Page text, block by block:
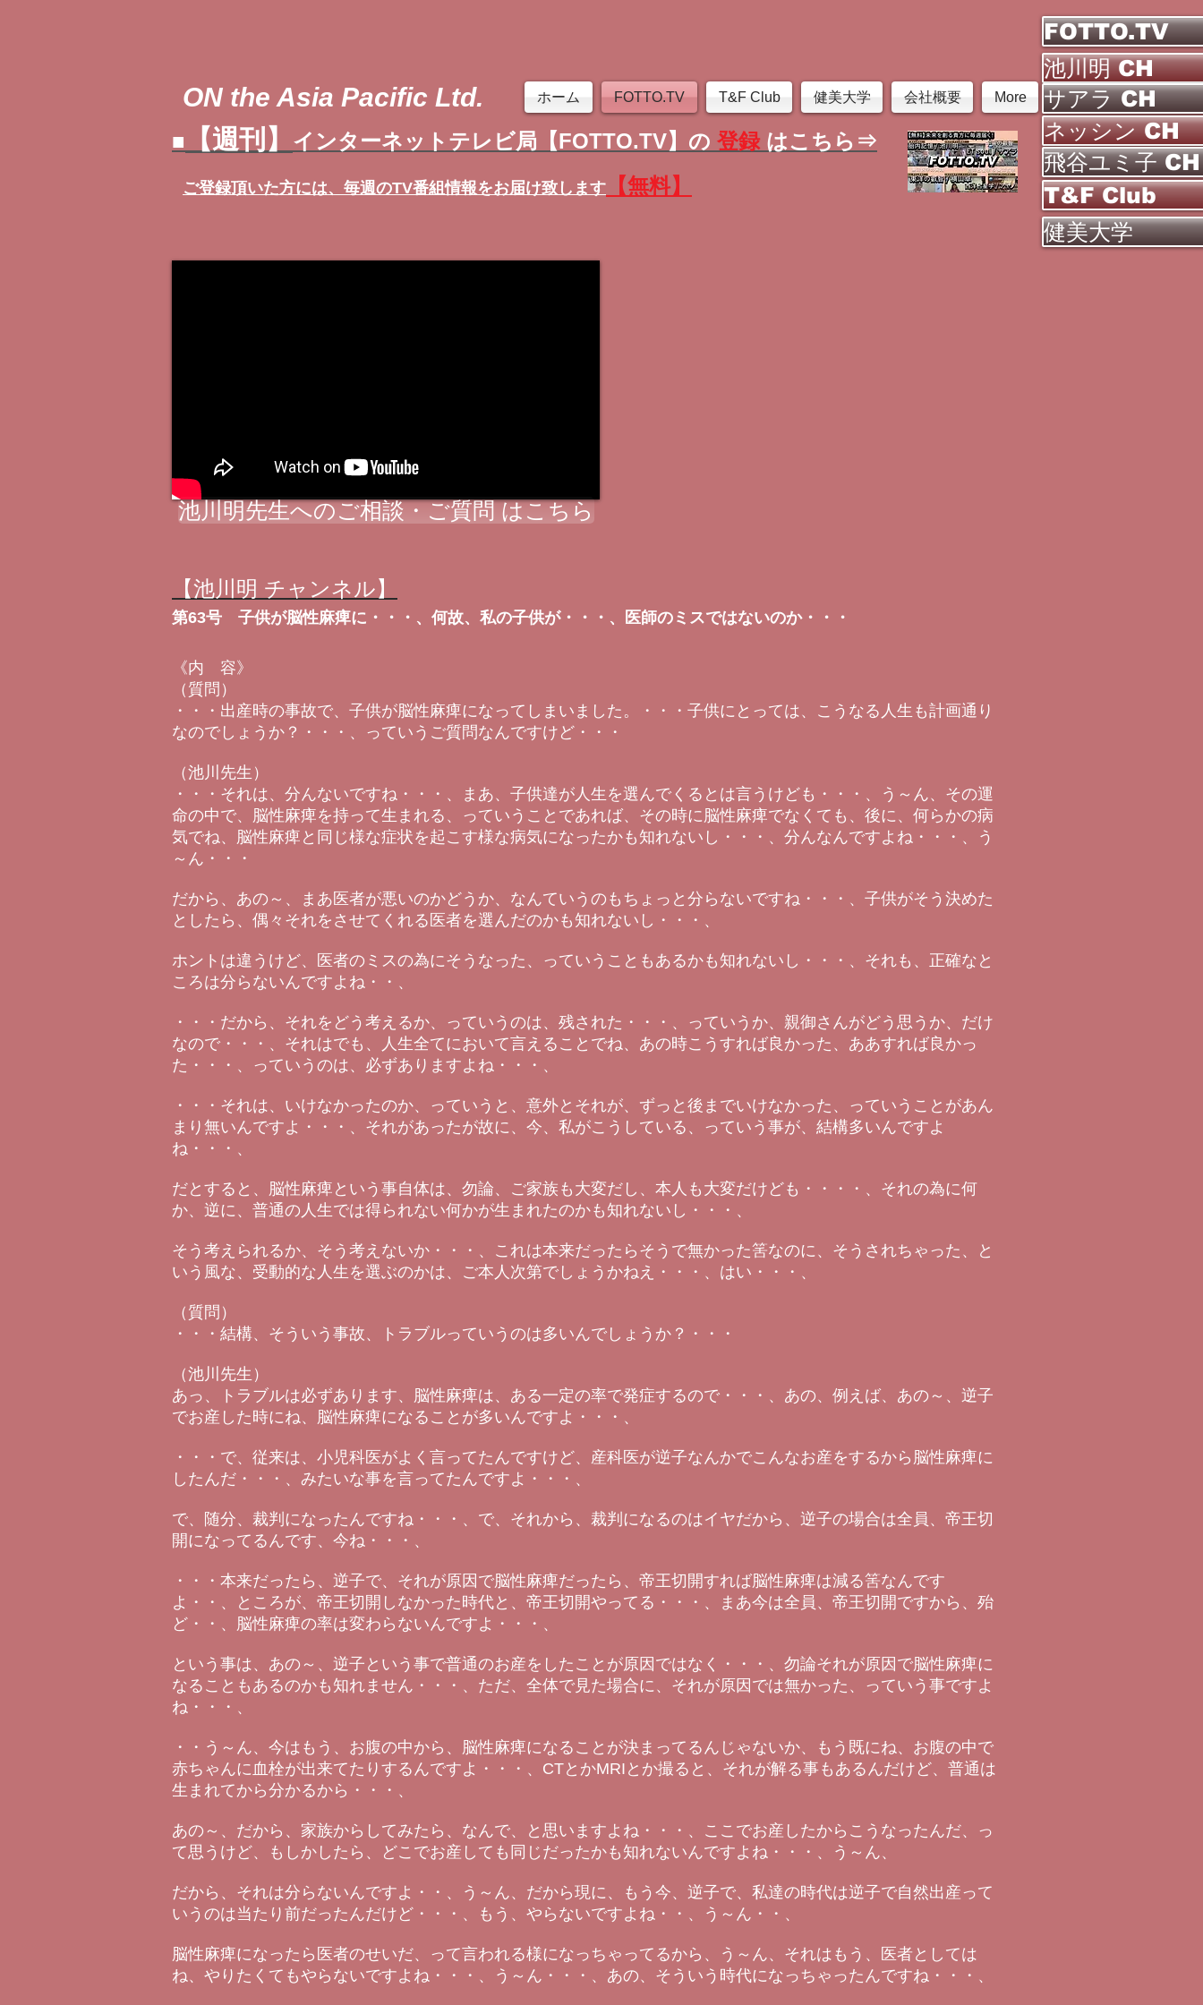
FOTTO.TV
池川明 CH
ON the Asia Pacific Ltd. ホーム FOTTO.TV T&F Club 健美大学 会社概要 More
■ 【週刊】 インターネットテレビ局【FOTTO.TV】の 登録 はこちら⇒
ご登録頂いた方には、 毎週のTV番組情報をお届け致します 【無料】
サアラ CH
ネッシン CH
飛谷ユミ子 CH
T&F Club
健美大学
池川明先生へのご相談・ご質問 はこちら
【池川明 チャンネル】
第63号 子供が脳性麻痺に・・・、何故、私の子供が・・・、医師のミスではないのか・・・
《内 容》
（質問）
・・・出産時の事故で、子供が脳性麻痺になってしまいました。・・・子供にとっては、こうなる人生も計画通り
なのでしょうか？・・・、っていうご質問なんですけど・・・
（池川先生）
・・・それは、分んないですね・・・、まあ、子供達が人生を選んでくるとは言うけども・・・、う～ん、その運
命の中で、脳性麻痺を持って生まれる、っていうことであれば、その時に脳性麻痺でなくても、後に、何らかの病
気でね、脳性麻痺と同じ様な症状を起こす様な病気になったかも知れないし・・・、分んなんですよね・・・、う
～ん・・・
だから、あの～、まあ医者が悪いのかどうか、なんていうのもちょっと分らないですね・・・、子供がそう決めた
としたら、偶々それをさせてくれる医者を選んだのかも知れないし・・・、
ホントは違うけど、医者のミスの為にそうなった、っていうこともあるかも知れないし・・・、それも、正確なと
ころは分らないんですよね・・、
・・・だから、それをどう考えるか、っていうのは、残された・・・、っていうか、親御さんがどう思うか、だけ
なので・・・、それはでも、人生全てにおいて言えることでね、あの時こうすれば良かった、ああすれば良かっ
た・・・、っていうのは、必ずありますよね・・・、
・・・それは、いけなかったのか、っていうと、意外とそれが、ずっと後までいけなかった、っていうことがあん
まり無いんですよ・・・、それがあったが故に、今、私がこうしている、っていう事が、結構多いんですよ
ね・・・、
だとすると、脳性麻痺という事自体は、勿論、ご家族も大変だし、本人も大変だけども・・・・、それの為に何
か、逆に、普通の人生では得られない何かが生まれたのかも知れないし・・・、
そう考えられるか、そう考えないか・・・、これは本来だったらそうで無かった筈なのに、そうされちゃった、と
いう風な、受動的な人生を選ぶのかは、ご本人次第でしょうかねえ・・・、はい・・・、
（質問）
・・・結構、そういう事故、トラブルっていうのは多いんでしょうか？・・・
（池川先生）
あっ、トラブルは必ずあります、脳性麻痺は、ある一定の率で発症するので・・・、あの、例えば、あの～、逆子
でお産した時にね、脳性麻痺になることが多いんですよ・・・、
・・・で、従来は、小児科医がよく言ってたんですけど、産科医が逆子なんかでこんなお産をするから脳性麻痺に
したんだ・・・、みたいな事を言ってたんですよ・・・、
で、随分、裁判になったんですね・・・、で、それから、裁判になるのはイヤだから、逆子の場合は全員、帝王切
開になってるんです、今ね・・・、
・・・本来だったら、逆子で、それが原因で脳性麻痺だったら、帝王切開すれば脳性麻痺は減る筈なんです
よ・・、ところが、帝王切開しなかった時代と、帝王切開やってる・・・、まあ今は全員、帝王切開ですから、殆
ど・・、脳性麻痺の率は変わらないんですよ・・・、
という事は、あの～、逆子という事で普通のお産をしたことが原因ではなく・・・、勿論それが原因で脳性麻痺に
なることもあるのかも知れません・・・、ただ、全体で見た場合に、それが原因では無かった、っていう事ですよ
ね・・・、
・・う～ん、今はもう、お腹の中から、脳性麻痺になることが決まってるんじゃないか、もう既にね、お腹の中で
赤ちゃんに血栓が出来てたりするんですよ・・・、CTとかMRIとか撮ると、それが解る事もあるんだけど、普通は
生まれてから分かるから・・・、
あの～、だから、家族からしてみたら、なんで、と思いますよね・・・、ここでお産したからこうなったんだ、っ
て思うけど、もしかしたら、どこでお産しても同じだったかも知れないんですよね・・・、う～ん、
だから、それは分らないんですよ・・、う～ん、だから現に、もう今、逆子で、私達の時代は逆子で自然出産って
いうのは当たり前だったんだけど・・・、もう、やらないですよね・・、う～ん・・、
脳性麻痺になったら医者のせいだ、って言われる様になっちゃってるから、う～ん、それはもう、医者としては
ね、やりたくてもやらないですよね・・・、う～ん・・・、あの、そういう時代になっちゃったんですね・・・、